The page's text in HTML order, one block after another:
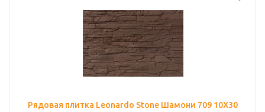
Рядовая плитка Leonardo Stone Шамони 709 10Х30